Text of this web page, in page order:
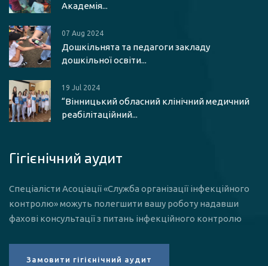
Академія...
07 Aug 2024
Дошкільнята та педагоги закладу
дошкільної освіти...
19 Jul 2024
“Вінницький обласний клінічний медичний
реабілітаційний...
Гігієнічний аудит
Спеціалісти Асоціації «Служба організації інфекційного
контролю» можуть полегшити вашу роботу надавши
фахові консультації з питань інфекційного контролю